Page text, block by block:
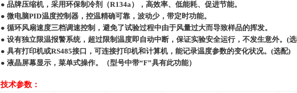
● 品牌压缩机，采用环保制冷剂（R134a），高效率、低能耗、促进节能。
● 微电脑PID温度控制器，控温精确可靠，波动少，带定时功能。
● 循环风扇速度三档调速控制，避免了试验过程中由于风量过大而导致样品的挥发。
● 设有独立限温报警系统，超过限制温度即自动中断，保证实验安全运行，不发生意外。(
● 具有打印机或RS485接口，可连接打印机和计算机，能记录温度参数的变化状况。(选配)
● 液晶屏幕显示，菜单式操作。（型号中带“F”具有此功能）
技术参数：